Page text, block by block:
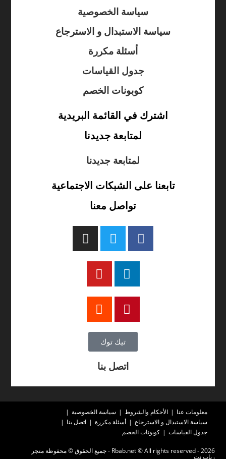
سياسة الخصوصية
سياسة الاستبدال و الاسترجاع
أسئلة مكررة
جدول القياسات
كوبونات الخصم
اشترك في القائمة البريدية
لمتابعة جديدنا
لمتابعة جديدنا
تابعنا على الشبكات الاجتماعية
تواصل معنا
تيك توك
اتصل بنا
معلومات عنا الأحكام والشروط
سياسة الخصوصية
سياسة الاستبدال و الاسترجاع
أسئلة مكررة
اتصل بنا
جدول القياسات
كوبونات الخصم
2026 - Rbab.net © All rights reserved - جميع الحقوق © محفوظة متجر
رباب نت